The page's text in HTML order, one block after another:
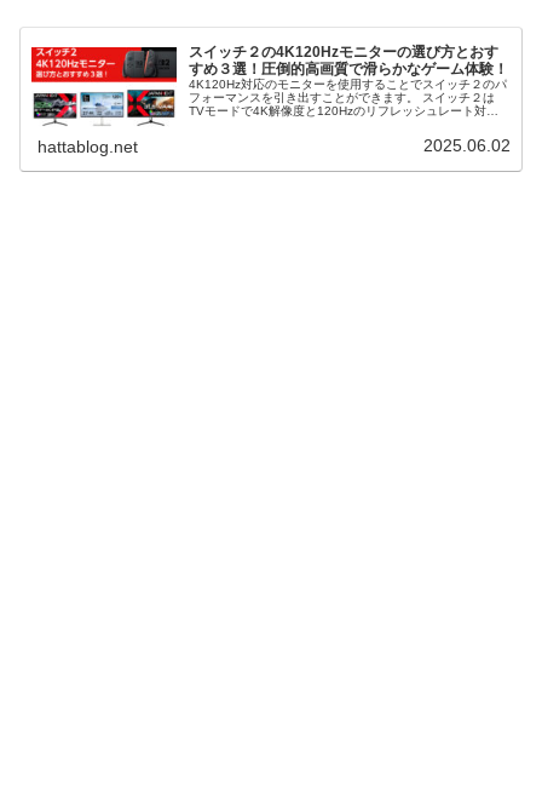
スイッチ２の4K120Hzモニターの選び方とおす
すめ３選！圧倒的高画質で滑らかなゲーム体験！
4K120Hz対応のモニターを使用することでスイッチ２のパ
フォーマンスを引き出すことができます。 スイッチ２は
TVモードで4K解像度と120Hzのリフレッシュレート対応
イッチ２のモニターの選び方とおすすめ３選を解説しま
hattablog.net 2025.06.02